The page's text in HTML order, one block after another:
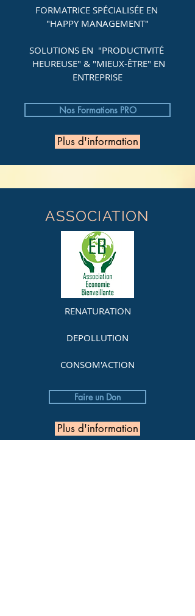
FORMATRICE SPÉCIALISÉE EN
"HAPPY MANAGEMENT"
SOLUTIONS EN "PRODUCTIVITÉ
HEUREUSE" & "MIEUX-ÊTRE" EN
ENTREPRISE
Nos Formations PRO
Plus d'information
ASSOCIATION
RENATURATION
DEPOLLUTION
CONSOM'ACTION
Faire un Don
Plus d'information